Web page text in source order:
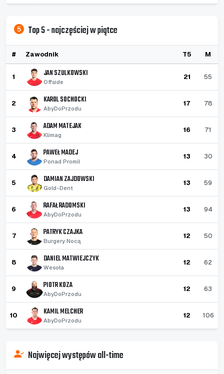
Top 5 - najczęściej w piątce
# Zawodnik T5 M
1 JAN SZULKOWSKI
Offside
21 55
2 KAROL SOCHOCKI
AbyDoPrzodu
17 78
3 ADAM MATEJAK
Klimag
16 71
4 PAWEŁ MADEJ
Ponad Promil
13 30
5 DAMIAN ZAJDOWSKI
Gold-Dent
13 59
6 RAFAŁ RADOMSKI
AbyDoPrzodu
13 94
7 PATRYK CZAJKA
Burgery Nocą
12 50
8 DANIEL MATWIEJCZYK
Wesoła
12 62
9 PIOTR KOZA
AbyDoPrzodu
12 63
10 KAMIL MELCHER
AbyDoPrzodu
12 106
Najwięcej występów all-time